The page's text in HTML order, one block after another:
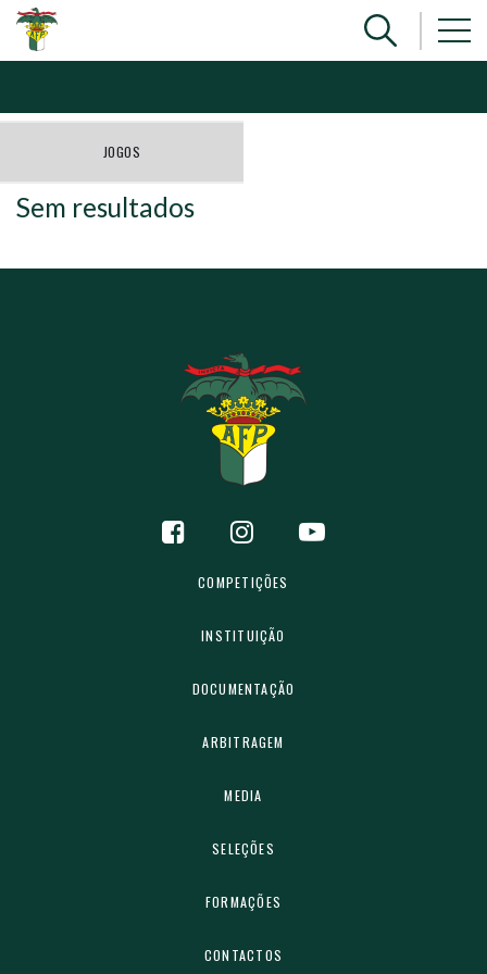
JOGOS
Sem resultados
COMPETIÇÕES
INSTITUIÇÃO
DOCUMENTAÇÃO
ARBITRAGEM
MEDIA
SELEÇÕES
FORMAÇÕES
CONTACTOS